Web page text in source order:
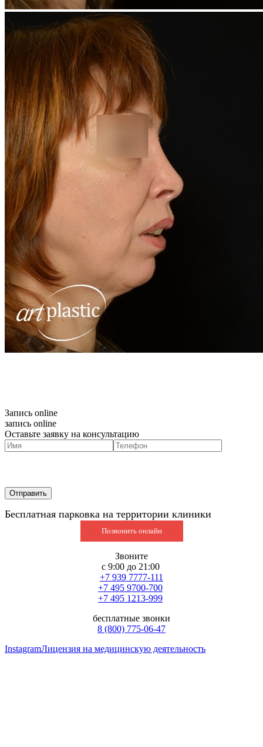
Запись online
запись online
Оставьте заявку на консультацию
Бесплатная парковка на территории клиники
Позвонить онлайн
Звоните
с 9:00 до 21:00
+7 939 7777-111
+7 495 9700-700
+7 495 1213-999
бесплатные звонки
8 (800) 775-06-47
InstagramЛицензия на медицинскую деятельность